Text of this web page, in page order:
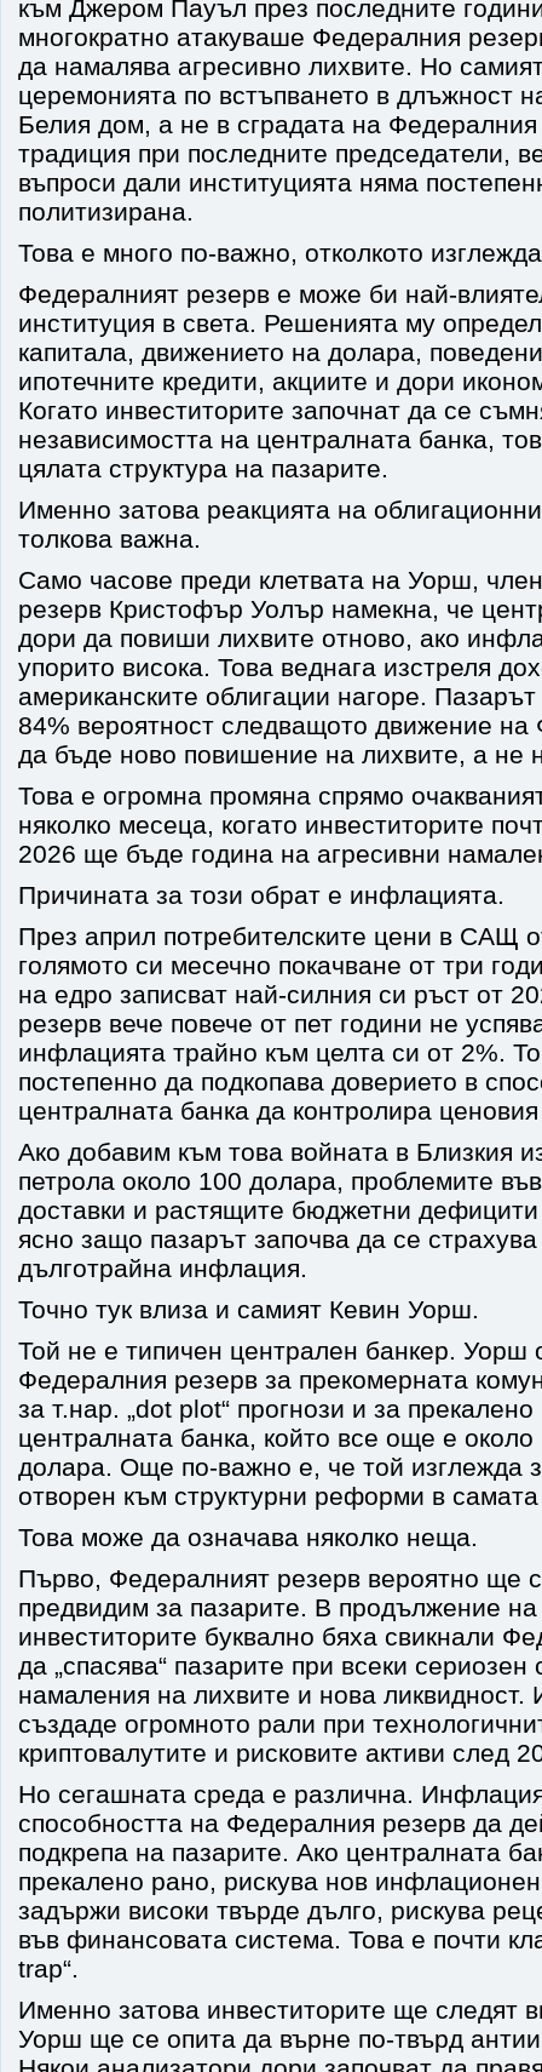
към Джером Пауъл през последните
многократно атакуваше Федералния
да намалява агресивно лихвите. Но
церемонията по встъпването в длъжност
Белия дом, а не в сградата на
традиция при последните председатели,
въпроси дали институцията няма
политизирана.
Това е много по-важно, отколкото
Федералният резерв е може би най-
институция в света. Решенията му
капитала, движението на долара,
ипотечните кредити, акциите и дори
Когато инвеститорите започнат да се
независимостта на централната банка,
цялата структура на пазарите.
Именно затова реакцията на
толкова важна.
Само часове преди клетвата на Уорш,
резерв Кристофър Уолър намекна, че
дори да повиши лихвите отново, ако
упорито висока. Това веднага изстреля
американските облигации нагоре.
84% вероятност следващото движение на
да бъде ново повишение на лихвите, а не
Това е огромна промяна спрямо
няколко месеца, когато инвеститорите
2026 ще бъде година на агресивни
Причината за този обрат е инфлацията.
През април потребителските цени в САЩ
голямото си месечно покачване от три
на едро записват най-силния си ръст от
резерв вече повече от пет години не
инфлацията трайно към целта си от 2%.
постепенно да подкопава доверието в
централната банка да контролира ценовия
Ако добавим към това войната в Близкия
петрола около 100 долара, проблемите
доставки и растящите бюджетни
ясно защо пазарът започва да се
дълготрайна инфлация.
Точно тук влиза и самият Кевин Уорш.
Той не е типичен централен банкер. Уорш
Федералния резерв за прекомерната
за т.нар. „dot plot“ прогнози и за
централната банка, който все още е
долара. Още по-важно е, че той изглежда
отворен към структурни реформи в
Това може да означава няколко неща.
Първо, Федералният резерв вероятно ще
предвидим за пазарите. В продължение на
инвеститорите буквално бяха свикнали
да „спасява“ пазарите при всеки сериозен
намаления на лихвите и нова ликвидност.
създаде огромното рали при
криптовалутите и рисковите активи след
Но сегашната среда е различна.
способността на Федералния резерв да
подкрепа на пазарите. Ако централната
прекалено рано, рискува нов
задържи високи твърде дълго, рискува
във финансовата система. Това е почти
trap“.
Именно затова инвеститорите ще следят
Уорш ще се опита да върне по-твърд